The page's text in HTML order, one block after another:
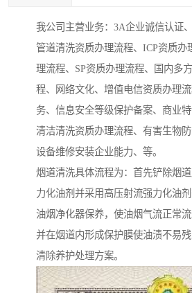
我公司主营业务：3A企业诚信认证
管道清洗资质办理流程、ICP资质办
理流程、SP资质办理流程、国内多
程、网络文化、增值电信资质办理
务、信息安全等级保护备案、商业
清洁清洗资质办理流程、有害生物防
设备维修安装企业能力、等。
烟道清洗具体流程为：首先铲除烟
力化油剂并采用高压射流强力化油
油烟净化器保养，使油烟气流正常
并在烟道内形成保护膜使油渍不易
清除养护处理方案。